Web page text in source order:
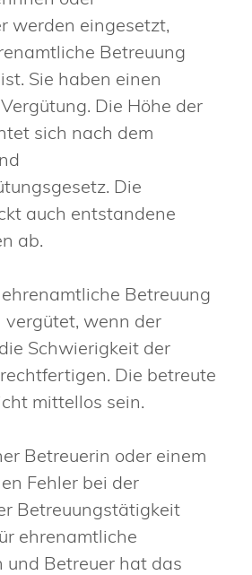
werden eingesetzt,
Betreuung
Sie haben einen
Die Höhe der
sich nach dem
Die
auch entstandene
ab.
Betreuung
wenn der
Schwierigkeit der
Die betreute
mittellos sein.
Betreuerin oder einem
Fehler bei der
Betreuungstätigkeit
ehrenamtliche
und Betreuer hat das